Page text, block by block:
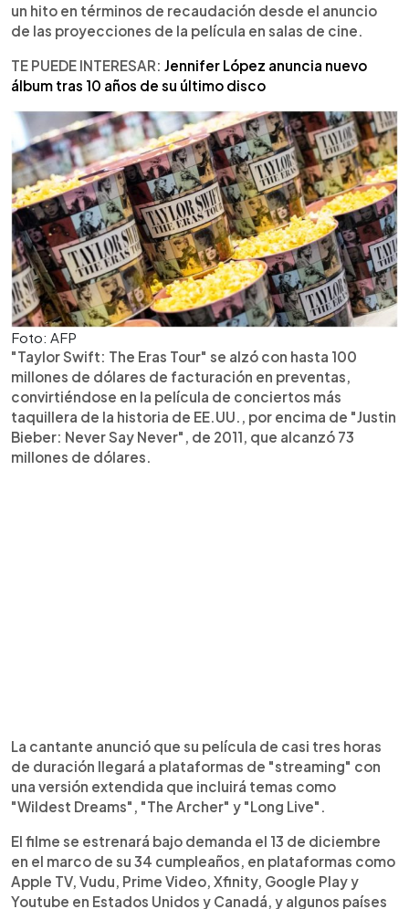
un hito en términos de recaudación desde el anuncio
de las proyecciones de la película en salas de cine.
TE PUEDE INTERESAR: Jennifer López anuncia nuevo
álbum tras 10 años de su último disco
Foto: AFP
"Taylor Swift: The Eras Tour" se alzó con hasta 100
millones de dólares de facturación en preventas,
convirtiéndose en la película de conciertos más
taquillera de la historia de EE.UU., por encima de "Justin
Bieber: Never Say Never", de 2011, que alcanzó 73
millones de dólares.
La cantante anunció que su película de casi tres horas
de duración llegará a plataformas de "streaming" con
una versión extendida que incluirá temas como
"Wildest Dreams", "The Archer" y "Long Live".
El filme se estrenará bajo demanda el 13 de diciembre
en el marco de su 34 cumpleaños, en plataformas como
Apple TV, Vudu, Prime Video, Xfinity, Google Play y
Youtube en Estados Unidos y Canadá, y algunos países